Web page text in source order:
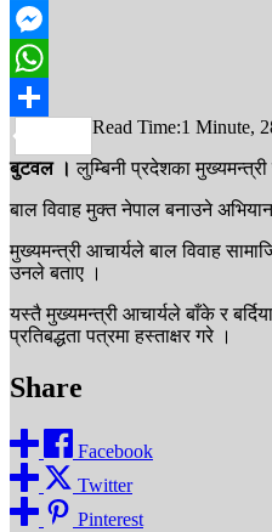
Twitter
Messenger
WhatsApp
Share
Read Time:1 Minute,
बुटवल ।लुम्बिनी प्रदेशका
बाल विवाह मुक्त नेपाल बनाउने
मुख्यमन्त्री आचार्यले बाल विवाह
उनले बताए ।
यस्तै मुख्यमन्त्री आचार्यले बाँके र
प्रतिबद्धता पत्रमा हस्ताक्षर गरे ।
Share
Facebook
Twitter
Pinterest